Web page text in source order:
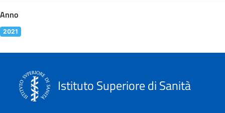
Anno
2021
Istituto Superiore di Sanità